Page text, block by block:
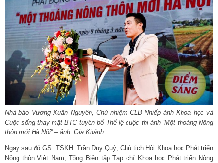
Nhà báo Vương Xuân Nguyên, Chủ nhiệm CLB Nhiếp ảnh Khoa học và
Cuộc sống thay mặt BTC tuyên bố Thể lệ cuộc thi ảnh “Một thoáng Nông
thôn mới Hà Nội” – ảnh: Gia Khánh
Ngay sau đó GS. TSKH. Trần Duy Quý, Chủ tịch Hội Khoa học Phát triển
Nông thôn Việt Nam, Tổng Biên tập Tạp chí Khoa học Phát triển Nông